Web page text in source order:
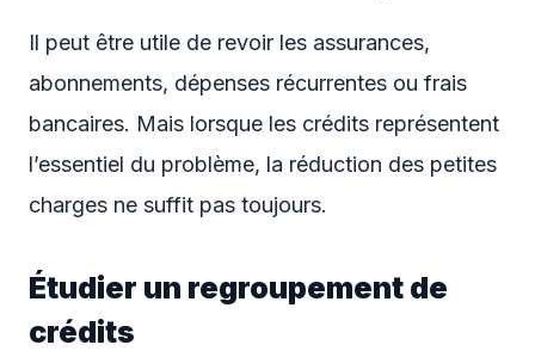
Il peut être utile de revoir les assurances,
abonnements, dépenses récurrentes ou frais
bancaires. Mais lorsque les crédits représentent
l’essentiel du problème, la réduction des petites
charges ne suffit pas toujours.
Étudier un regroupement de
crédits